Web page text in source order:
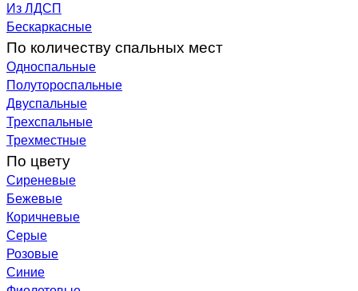
Из ЛДСП
Бескаркасные
По количеству спальных мест
Односпальные
Полутороспальные
Двуспальные
Трехспальные
Трехместные
По цвету
Сиреневые
Бежевые
Коричневые
Серые
Розовые
Синие